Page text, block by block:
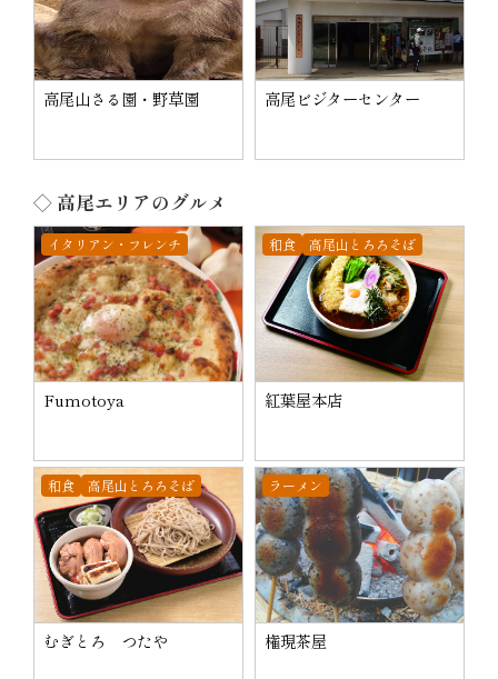
高尾山さる園・野草園 高尾ビジターセンター
◇ 高尾エリアのグルメ
イタリアン・フレンチ
Fumotoya
和食 高尾山とろろそば
紅葉屋本店
和食 高尾山とろろそば
むぎとろ つたや
ラーメン
権現茶屋